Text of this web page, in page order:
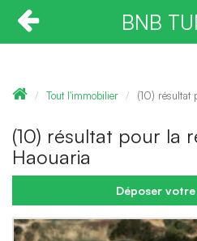
BNB
Tout l'immobilier (10) résultat
(10) résultat pour la
Haouaria
Déposer